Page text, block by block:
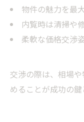
物件の魅力を最
内覧時は清掃や
柔軟な価格交渉
交渉の際は、相場
めることが成功の鍵